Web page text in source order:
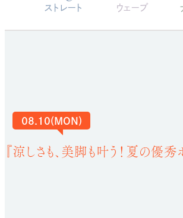
ストレート ウェーブ
08.10(MON)
『涼しさも、美脚も叶う！夏の優秀ボ